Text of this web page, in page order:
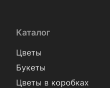
Каталог
Цветы
Букеты
Цветы в коробках